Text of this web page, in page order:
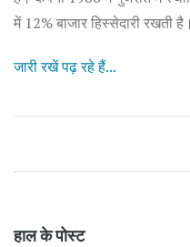
में 12% बाजार हिस्सेदारी रखती
तय है।
जारी रखें पढ़ रहे हैं...
हाल के पोस्ट